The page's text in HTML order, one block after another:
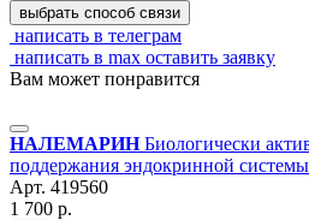
выбрать способ связи
написать в телеграм
написать в max оставить заявку
Вам может понравится
НАЛЕМАРИНБиологически
поддержания эндокринной
Арт. 419560
1 700 р.